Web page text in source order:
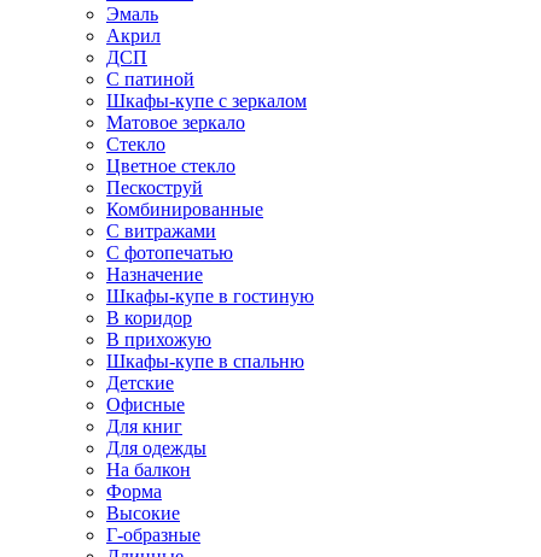
Эмаль
Акрил
ДСП
С патиной
Шкафы-купе с зеркалом
Матовое зеркало
Стекло
Цветное стекло
Пескоструй
Комбинированные
С витражами
С фотопечатью
Назначение
Шкафы-купе в гостиную
В коридор
В прихожую
Шкафы-купе в спальню
Детские
Офисные
Для книг
Для одежды
На балкон
Форма
Высокие
Г-образные